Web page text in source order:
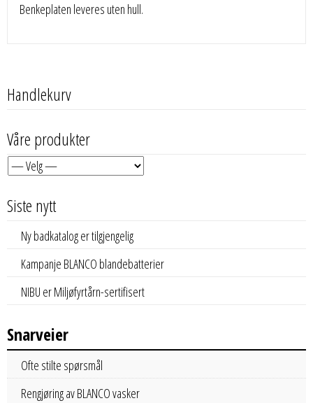
Benkeplaten leveres uten hull.
Handlekurv
Våre produkter
Siste nytt
Ny badkatalog er tilgjengelig
Kampanje BLANCO blandebatterier
NIBU er Miljøfyrtårn-sertifisert
Snarveier
Ofte stilte spørsmål
Rengjøring av BLANCO vasker